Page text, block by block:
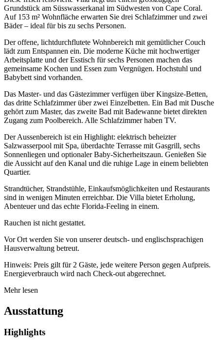
Grundstück am Süsswasserkanal im Südwesten von Cape Coral.
Auf 153 m² Wohnfläche erwarten Sie drei Schlafzimmer und zwei
Bäder – ideal für bis zu sechs Personen.
Der offene, lichtdurchflutete Wohnbereich mit gemütlicher Couch
lädt zum Entspannen ein. Die moderne Küche mit hochwertiger
Arbeitsplatte und der Esstisch für sechs Personen machen das
gemeinsame Kochen und Essen zum Vergnügen. Hochstuhl und
Babybett sind vorhanden.
Das Master- und das Gästezimmer verfügen über Kingsize-Betten,
das dritte Schlafzimmer über zwei Einzelbetten. Ein Bad mit Dusche
gehört zum Master, das zweite Bad mit Badewanne bietet direkten
Zugang zum Poolbereich. Alle Schlafzimmer haben TV.
Der Aussenbereich ist ein Highlight: elektrisch beheizter
Salzwasserpool mit Spa, überdachte Terrasse mit Gasgrill, sechs
Sonnenliegen und optionaler Baby-Sicherheitszaun. Genießen Sie
die Aussicht auf den Kanal und die ruhige Lage in einem beliebten
Quartier.
Strandtücher, Strandstühle, Einkaufsmöglichkeiten und Restaurants
sind in wenigen Minuten erreichbar. Die Villa bietet Erholung,
Abenteuer und das echte Florida-Feeling in einem.
Rauchen ist nicht gestattet.
Vor Ort werden Sie von unserer deutsch- und englischsprachigen
Hausverwaltung betreut.
Hinweis: Preis gilt für 2 Gäste, jede weitere Person gegen Aufpreis.
Energieverbrauch wird nach Check-out abgerechnet.
Mehr lesen
Ausstattung
Highlights